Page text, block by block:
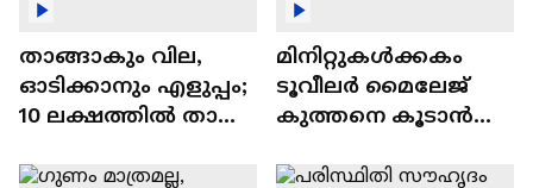
താങ്ങാകും വില,
ഓടിക്കാനും എളുപ്പം;
10 ലക്ഷത്തിൽ താഴെ
ഓട്ടോമാറ്റിക്ക്
മിനിറ്റുകൾക്കകം
ടൂവീലർ മൈലേജ്
കുത്തനെ കൂടാൻ